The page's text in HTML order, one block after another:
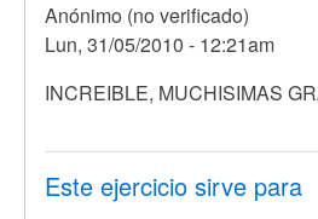
por
Anónimo
(no
Anónimo (no verificado)
Lun, 31/05/2010 - 12:21am
INCREIBLE, MUCHISIMAS
Este ejercicio sirve para